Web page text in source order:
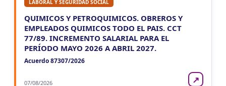
LABORAL Y SEGURIDAD SOCIAL
QUIMICOS Y PETROQUIMICOS. OBREROS Y
EMPLEADOS QUIMICOS TODO EL PAIS. CCT
77/89. INCREMENTO SALARIAL PARA EL
PERÍODO MAYO 2026 A ABRIL 2027.
Acuerdo 87307/2026
07/08/2026 ↗